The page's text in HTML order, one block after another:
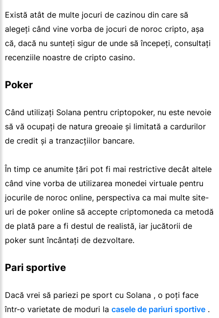
Există atât de multe jocuri de cazinou din care să
alegeți când vine vorba de jocuri de noroc cripto, așa
că, dacă nu sunteți sigur de unde să începeți, consultați
recenziile noastre de cripto casino.
Poker
Când utilizați Solana pentru criptopoker, nu este nevoie
să vă ocupați de natura greoaie și limitată a cardurilor
de credit și a tranzacțiilor bancare.
În timp ce anumite țări pot fi mai restrictive decât altele
când vine vorba de utilizarea monedei virtuale pentru
jocurile de noroc online, perspectiva ca mai multe site-
uri de poker online să accepte criptomoneda ca metodă
de plată pare a fi destul de realistă, iar jucătorii de
poker sunt încântați de dezvoltare.
Pari sportive
Dacă vrei să pariezi pe sport cu Solana , o poți face
într-o varietate de moduri la casele de pariuri sportive .